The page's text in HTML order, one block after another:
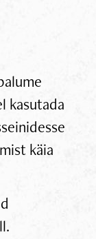
kasutada
käia